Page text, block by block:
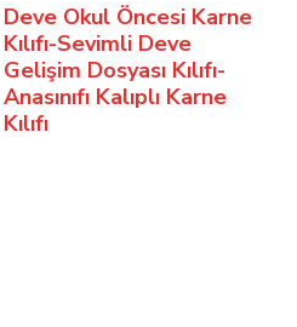
Deve Okul Öncesi Karne
Kılıfı-Sevimli Deve
Gelişim Dosyası Kılıfı-
Anasınıfı Kalıplı Karne
Kılıfı